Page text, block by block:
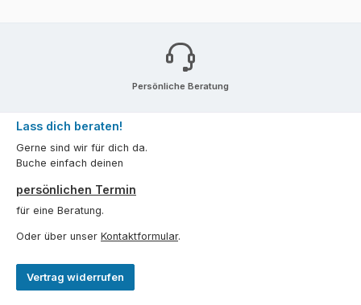
Persönliche Beratung
Lass dich beraten!
Gerne sind wir für dich da.
Buche einfach deinen
persönlichen Termin
für eine Beratung.
Oder über unser Kontaktformular.
Vertrag widerrufen